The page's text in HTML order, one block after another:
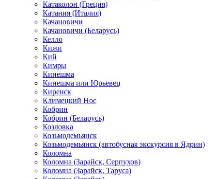
Катаколон (Греция)
Катания (Италия)
Качановичи
Качановичи (Беларусь)
Келло
Кижи
Кий
Кимры
Кинешма
Кинешма или Юрьевец
Киренск
Климецкий Нос
Кобрин
Кобрин (Беларусь)
Козловка
Козьмодемьянск
Козьмодемьянск (автобусная экскурсия в Ядрин)
Коломна
Коломна (Зарайск, Серпухов)
Коломна (Зарайск, Таруса)